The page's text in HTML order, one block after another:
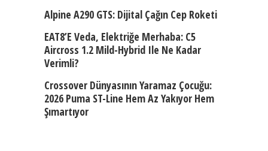
Alpine A290 GTS: Dijital Çağın Cep Roketi
EAT8’e Veda, Elektriğe Merhaba: C5
Aircross 1.2 Mild-Hybrid Ile Ne Kadar
Verimli?
Crossover Dünyasının Yaramaz Çocuğu:
2026 Puma ST-Line Hem Az Yakıyor Hem
Şımartıyor